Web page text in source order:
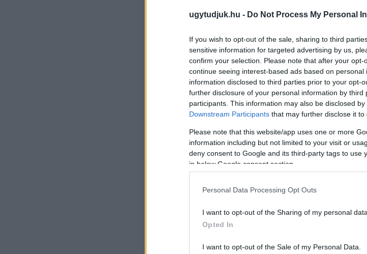
ugytudjuk.hu - Do Not Process My Personal
If you wish to opt-out of the sale, sharing to third
sensitive information for targeted advertising by us,
confirm your selection. Please note that after your
continue seeing interest-based ads based on
information disclosed to third parties prior to your opt-
further disclosure of your personal information by third
participants. This information may also be disclosed
Downstream Participants that may further disclose it to
Please note that this website/app uses one or more
information including but not limited to your visit or
deny consent to Google and its third-party tags to use
in below Google consent section.
Personal Data Processing Opt Outs
I want to opt-out of the Sharing of my personal data.
Opted In
I want to opt-out of the Sale of my Personal Data.